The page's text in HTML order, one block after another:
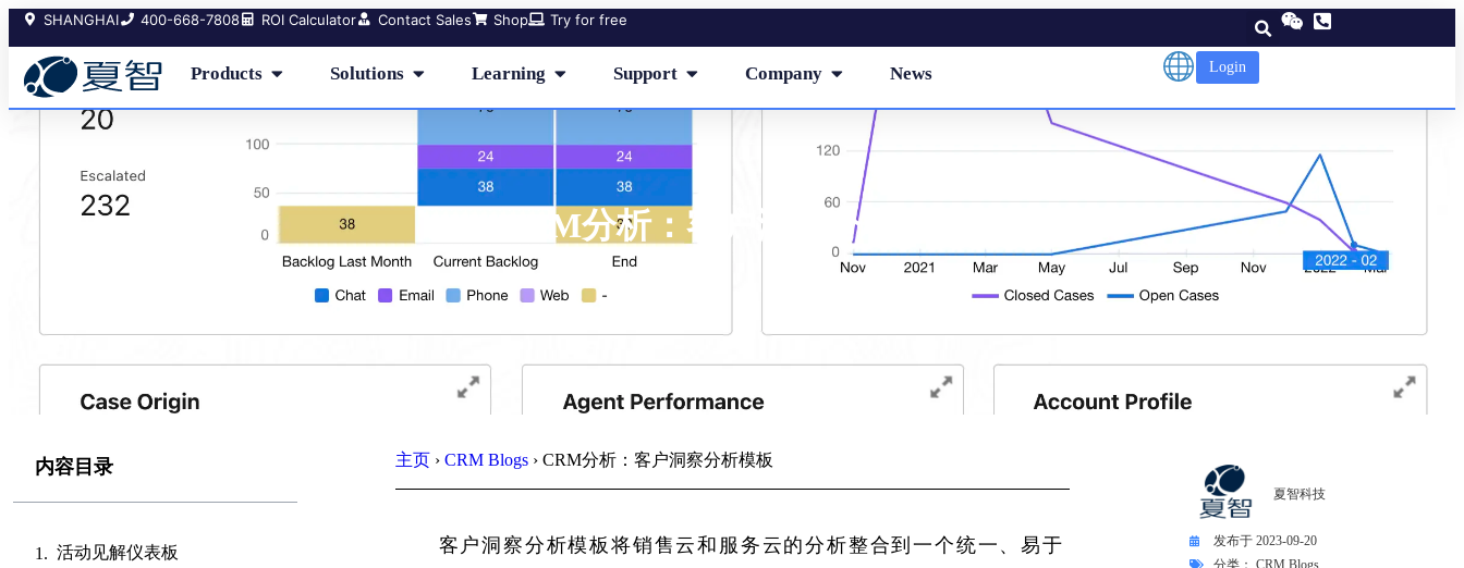
SHANGHAI 400-668-7808 ROI Calculator Contact Sales Shop Try for free
Products Solutions Learning Support Company News Login
CRM分析：客户洞察分析模板
内容目录
活动见解仪表板
主页 › CRM Blogs ›CRM分析：客户洞察分析模板
客户洞察分析模板将销售云和服务云的分析整合到一个统一、易于
夏智科技
发布于 2023-09-20
分类： CRM Blogs